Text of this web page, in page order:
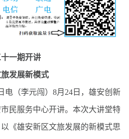
一期开讲
展新模式
（李元闯）8月24日，雄安创新
民服务中心开讲。本次大讲堂特
《雄安新区文旅发展的新模式思